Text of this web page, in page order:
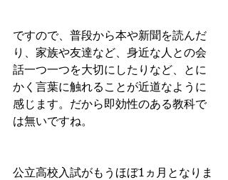
ですので、普段から本や新聞を読んだ
り、家族や友達など、身近な人との会
話一つ一つを大切にしたりなど、とに
かく言葉に触れることが近道なように
感じます。だから即効性のある教科で
は無いですね。
公立高校入試がもうほぼ1ヵ月となりま